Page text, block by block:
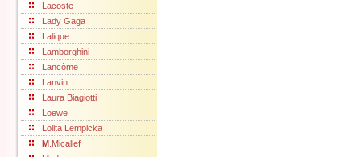
Lacoste
Lady Gaga
Lalique
Lamborghini
Lancôme
Lanvin
Laura Biagiotti
Loewe
Lolita Lempicka
M .Micallef